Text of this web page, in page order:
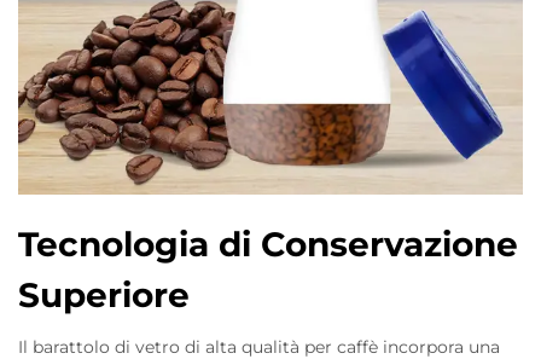
Tecnologia di Conservazione
Superiore
Il barattolo di vetro di alta qualità per caffè incorpora una